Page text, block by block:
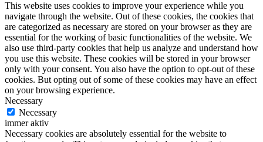
This website uses cookies to improve your experience while you
navigate through the website. Out of these cookies, the cookies that
are categorized as necessary are stored on your browser as they are
essential for the working of basic functionalities of the website. We
also use third-party cookies that help us analyze and understand how
you use this website. These cookies will be stored in your browser
only with your consent. You also have the option to opt-out of these
cookies. But opting out of some of these cookies may have an effect
on your browsing experience.
Necessary
Necessary
immer aktiv
Necessary cookies are absolutely essential for the website to